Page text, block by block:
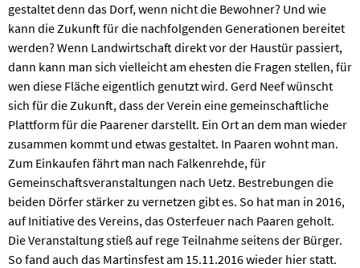
gestaltet denn das Dorf, wenn nicht die Bewohner? Und wie
kann die Zukunft für die nachfolgenden Generationen bereitet
werden? Wenn Landwirtschaft direkt vor der Haustür passiert,
dann kann man sich vielleicht am ehesten die Fragen stellen, für
wen diese Fläche eigentlich genutzt wird. Gerd Neef wünscht
sich für die Zukunft, dass der Verein eine gemeinschaftliche
Plattform für die Paarener darstellt. Ein Ort an dem man wieder
zusammen kommt und etwas gestaltet. In Paaren wohnt man.
Zum Einkaufen fährt man nach Falkenrehde, für
Gemeinschaftsveranstaltungen nach Uetz. Bestrebungen die
beiden Dörfer stärker zu vernetzen gibt es. So hat man in 2016,
auf Initiative des Vereins, das Osterfeuer nach Paaren geholt.
Die Veranstaltung stieß auf rege Teilnahme seitens der Bürger.
So fand auch das Martinsfest am 15.11.2016 wieder hier statt.